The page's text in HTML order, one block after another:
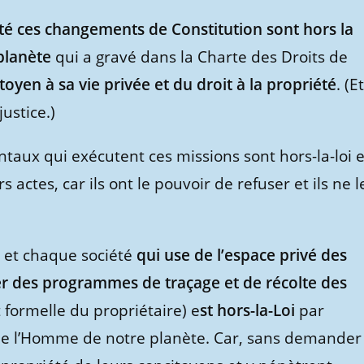
ces changements de Constitution sont hors la
qui a gravé dans la Charte des Droits de
à sa vie privée et du droit à la propriété. (Et
qui exécutent ces missions sont hors-la-loi
actes, car ils ont le pouvoir de refuser et ils ne
et chaque société qui use de l’espace privé des
des programmes de traçage et de récolte des
formelle du propriétaire) est hors-la-Loi par
de notre planète. Car, sans demander